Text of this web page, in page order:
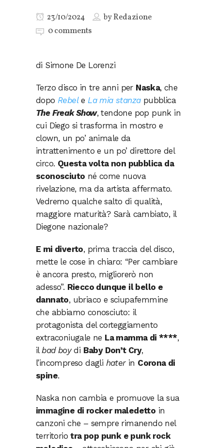
23/10/2024 byRedazione
0 comments
di Simone De Lorenzi
Terzo disco in tre anni per Naska, che
dopo Rebele La mia stanzapubblica
The Freak Show, tendone pop punk in
cui Diego si trasforma in mostro e
clown, un po’ animale da
intrattenimento e un po’ direttore del
circo. Questa volta non pubblica da
sconosciuto né come nuova
rivelazione, ma da artista affermato.
Vedremo qualche salto di qualità,
maggiore maturità? Sarà cambiato, il
Diegone nazionale?
E mi diverto, prima traccia del disco,
mette le cose in chiaro: “Per cambiare
è ancora presto, migliorerò non
adesso”. Riecco dunque il bello e
dannato, ubriaco e sciupafemmine
che abbiamo conosciuto: il
protagonista del corteggiamento
extraconiugale ne La mamma di ****,
ilbad boydi Baby Don’t Cry,
l’incompreso dagli haterin Corona di
spine.
Naska non cambia e promuove la sua
immagine di rocker maledetto in
canzoni che – sempre rimanendo nel
territoriotra pop punk e punk rock